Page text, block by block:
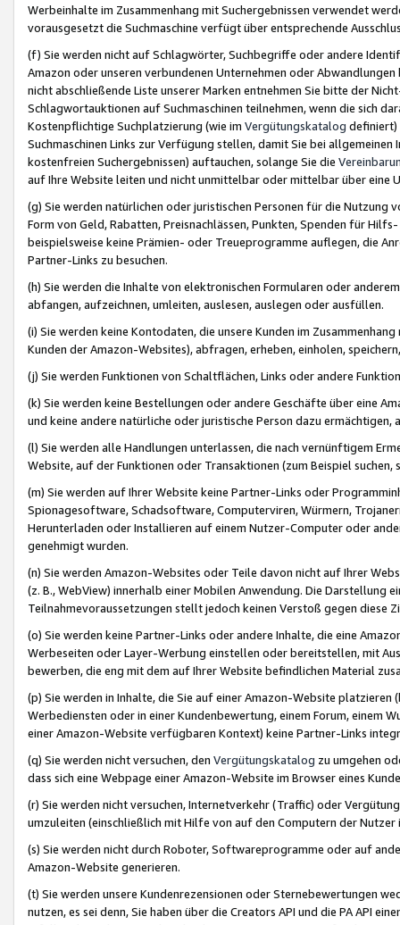
Werbeinhalte im Zusammenhang mit Suchergebnissen verwendet
vorausgesetzt die Suchmaschine verfügt über entsprechende
(f) Sie werden nicht auf Schlagwörter, Suchbegriffe oder andere
Amazon oder unseren verbundenen Unternehmen oder
nicht abschließende Liste unserer Marken entnehmen Sie bitte der
Schlagwortauktionen auf Suchmaschinen teilnehmen, wenn die sich
Kostenpflichtige Suchplatzierung (wie im Vergütungskatalog definiert)
Suchmaschinen Links zur Verfügung stellen, damit Sie bei
kostenfreien Suchergebnissen) auftauchen, solange Sie die
auf Ihre Website leiten und nicht unmittelbar oder mittelbar über eine
(g) Sie werden natürlichen oder juristischen Personen für die Nutzung
Form von Geld, Rabatten, Preisnachlässen, Punkten, Spenden für
beispielsweise keine Prämien- oder Treueprogramme auflegen, die
Partner-Links zu besuchen.
(h) Sie werden die Inhalte von elektronischen Formularen oder
abfangen, aufzeichnen, umleiten, auslesen, auslegen oder ausfüllen.
(i) Sie werden keine Kontodaten, die unsere Kunden im
Kunden der Amazon-Websites), abfragen, erheben, einholen,
(j) Sie werden Funktionen von Schaltflächen, Links oder andere
(k) Sie werden keine Bestellungen oder andere Geschäfte über eine
und keine andere natürliche oder juristische Person dazu
(l) Sie werden alle Handlungen unterlassen, die nach vernünftigem
Website, auf der Funktionen oder Transaktionen (zum Beispiel
(m) Sie werden auf Ihrer Website keine Partner-Links oder
Spionagesoftware, Schadsoftware, Computerviren, Würmern,
Herunterladen oder Installieren auf einem Nutzer-Computer oder
genehmigt wurden.
(n) Sie werden Amazon-Websites oder Teile davon nicht auf Ihrer
(z. B., WebView) innerhalb einer Mobilen Anwendung. Die Darstellung
Teilnahmevoraussetzungen stellt jedoch keinen Verstoß gegen diese
(o) Sie werden keine Partner-Links oder andere Inhalte, die eine
Werbeseiten oder Layer-Werbung einstellen oder bereitstellen, mit
bewerben, die eng mit dem auf Ihrer Website befindlichen Material
(p) Sie werden in Inhalte, die Sie auf einer Amazon-Website
Werbediensten oder in einer Kundenbewertung, einem Forum, einem
einer Amazon-Website verfügbaren Kontext) keine Partner-Links
(q) Sie werden nicht versuchen, den Vergütungskatalog zu umgehen
dass sich eine Webpage einer Amazon-Website im Browser eines
(r) Sie werden nicht versuchen, Internetverkehr (Traffic) oder
umzuleiten (einschließlich mit Hilfe von auf den Computern der
(s) Sie werden nicht durch Roboter, Softwareprogramme oder auf
Amazon-Website generieren.
(t) Sie werden unsere Kundenrezensionen oder Sternebewertungen
nutzen, es sei denn, Sie haben über die Creators API und die PA API